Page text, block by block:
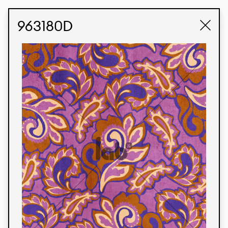
963180D
Produtos
Temos orgulho de expressar nossa identidade
brasileira por meio de nossos tecidos e estampas
personalizadas, trabalhando em colaboração
com nossos clientes e dando vida aos seus
conceitos e criações. Nossa extensa linha de
produtos tem opções para diferentes mercados.
Oferecemos também tecidos ecológicos e
tecnológicos que podem ser acabados em
qualquer cor sólida ou impressão digital.
Cores